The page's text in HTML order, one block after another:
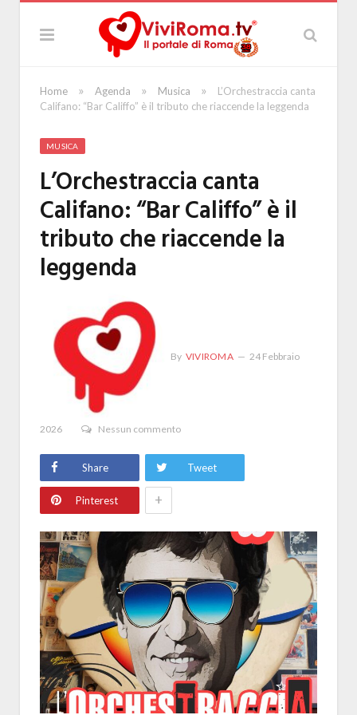
Home » Agenda » Musica »
L’Orchestraccia canta
Califano: “Bar Califfo” è il tributo che riaccende la leggenda
MUSICA
L’Orchestraccia canta
Califano: “Bar Califfo” è il
tributo che riaccende la
leggenda
By VIVIROMA 24 Febbraio
2026 Nessun commento
Share Tweet
Pinterest +